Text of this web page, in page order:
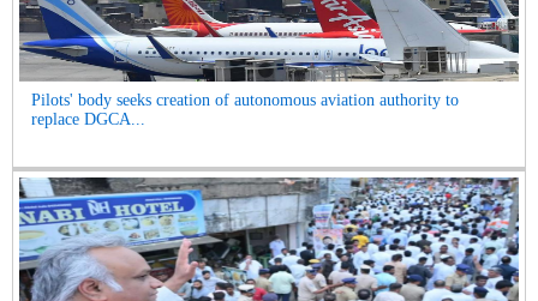
Pilots' body seeks creation of autonomous aviation authority to
replace DGCA...